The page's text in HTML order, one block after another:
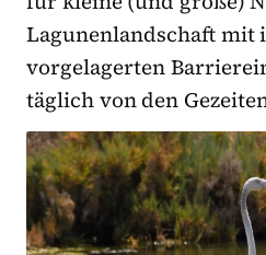
Lagunenlandschaft mit
vorgelagerten
täglich von den